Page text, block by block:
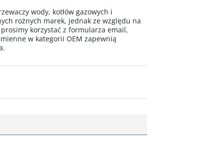
wody, kotłów gazowych i
rożnych marek, jednak ze względu na
korzystać z formularza email,
w kategorii OEM zapewnią